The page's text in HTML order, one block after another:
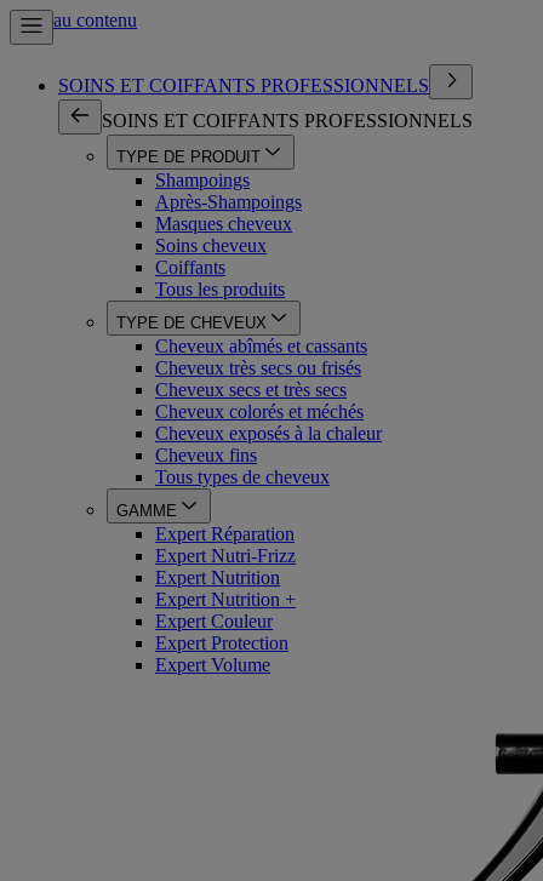
Aller au contenu
SOINS ET COIFFANTS PROFESSIONNELS
SOINS ET COIFFANTS PROFESSIONNELS
TYPE DE PRODUIT
Shampoings
Après-Shampoings
Masques cheveux
Soins cheveux
Coiffants
Tous les produits
TYPE DE CHEVEUX
Cheveux abîmés et cassants
Cheveux très secs ou frisés
Cheveux secs et très secs
Cheveux colorés et méchés
Cheveux exposés à la chaleur
Cheveux fins
Tous types de cheveux
GAMME
Expert Réparation
Expert Nutri-Frizz
Expert Nutrition
Expert Nutrition +
Expert Couleur
Expert Protection
Expert Volume